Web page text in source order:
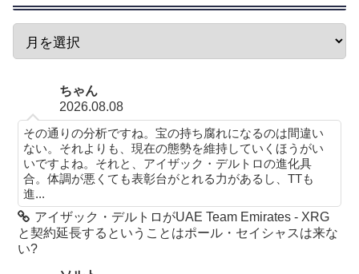
ちゃん
2026.08.08
その通りの分析ですね。宝の持ち腐れになるのは間違い
ない。それよりも、現在の態勢を維持していくほうがい
いですよね。それと、アイザック・デルトロの進化具
合。体調が悪くても表彰台がとれる力があるし、TTも
進...
アイザック・デルトロがUAE Team Emirates - XRG
と契約延長するということはポール・セイシャスは来な
い?